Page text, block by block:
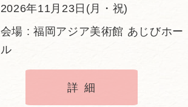
2026年11月23日(月・祝)
会場 : 福岡アジア美術館 あじびホー
ル
詳細